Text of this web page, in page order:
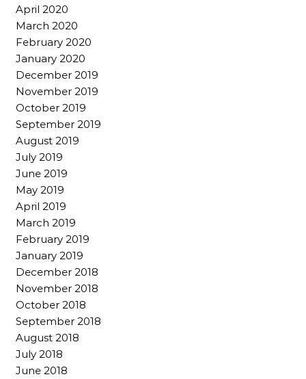
April 2020
March 2020
February 2020
January 2020
December 2019
November 2019
October 2019
September 2019
August 2019
July 2019
June 2019
May 2019
April 2019
March 2019
February 2019
January 2019
December 2018
November 2018
October 2018
September 2018
August 2018
July 2018
June 2018